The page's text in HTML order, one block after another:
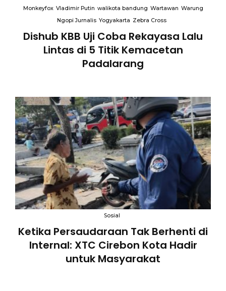
Monkeyfox Vladimir Putin walikota bandung Wartawan Warung
Ngopi Jurnalis Yogyakarta Zebra Cross
Dishub KBB Uji Coba Rekayasa Lalu
Lintas di 5 Titik Kemacetan
Padalarang
Sosial
Ketika Persaudaraan Tak Berhenti di
Internal: XTC Cirebon Kota Hadir
untuk Masyarakat